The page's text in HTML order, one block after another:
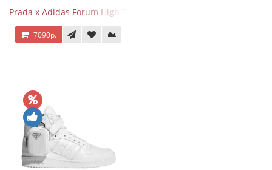
Prada x Adidas Forum High Triple Black
7090р.